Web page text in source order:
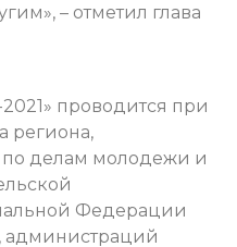
– отметил глава
проводится при
региона,
по делам молодежи и
Федерации
администраций